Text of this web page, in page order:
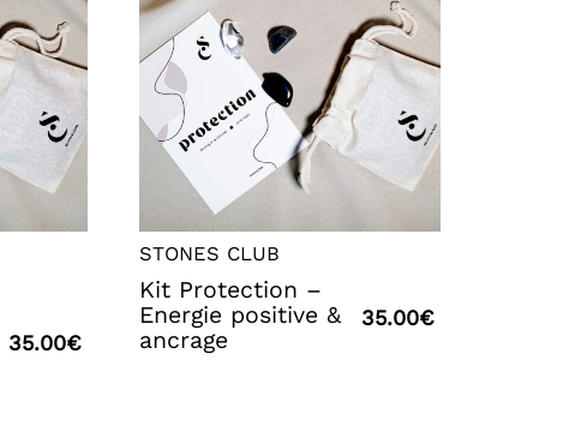
35.00€
STONES CLUB
Kit Protection –
Energie positive &
ancrage
35.00€